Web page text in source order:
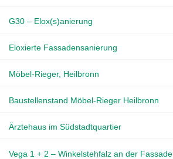
G30 – Elox(s)anierung
Eloxierte Fassadensanierung
Möbel-Rieger, Heilbronn
Baustellenstand Möbel-Rieger Heilbronn
Ärztehaus im Südstadtquartier
Vega 1 + 2 – Winkelstehfalz an der Fassade